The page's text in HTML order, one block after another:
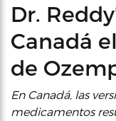
Dr.
Canadá
de
En Canadá, las
medicamentos